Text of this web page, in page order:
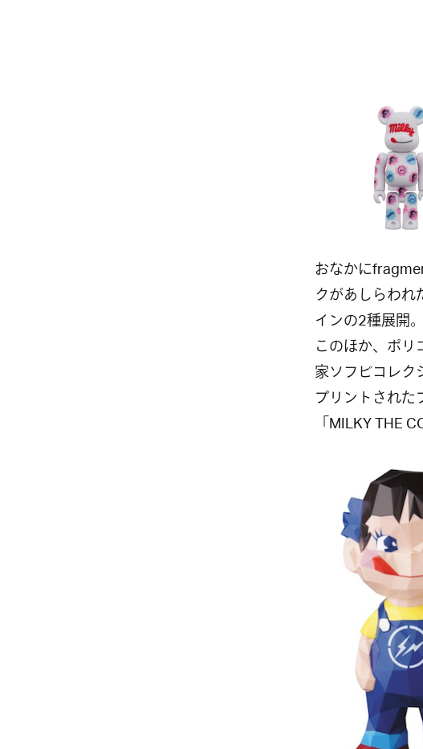
おなかに
クがあしらわ
インの2種展開
このほか、ポ
家ソフビコレ
プリントされ
「MILKY THE